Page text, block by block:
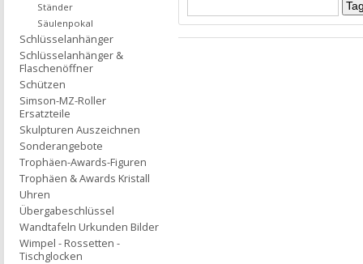
Ständer
Säulenpokal
Schlüsselanhänger
Schlüsselanhänger &
Flaschenöffner
Schützen
Simson-MZ-Roller
Ersatzteile
Skulpturen Auszeichnen
Sonderangebote
Trophäen-Awards-Figuren
Trophäen & Awards Kristall
Uhren
Übergabeschlüssel
Wandtafeln Urkunden Bilder
Wimpel - Rossetten -
Tischglocken